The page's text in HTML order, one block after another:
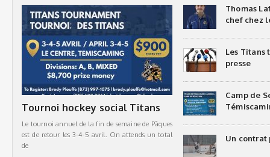
Tournoi hockey social Titans
Le tournoi annuel de la fin de semaine de Pâques
est de retour les 3-4-5 avril. On attends un total
de
Thomas
chef chez
Les Titans
presse
Camp de
Un contrat